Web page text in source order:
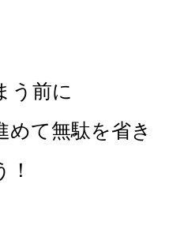
う前に
めて無駄を省き